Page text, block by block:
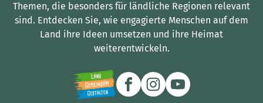
Themen, die besonders für ländliche Regionen relevant
sind. Entdecken Sie, wie engagierte Menschen auf dem
Land ihre Ideen umsetzen und ihre Heimat
weiterentwickeln.